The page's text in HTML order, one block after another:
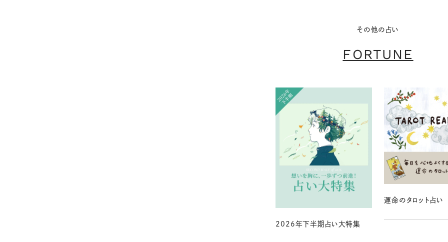
その他の占い
FORTUNE
2026年下半期占い大特集
運命のタロット占い